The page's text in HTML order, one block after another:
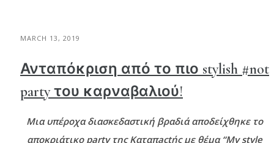
MARCH 13, 2019
Ανταπόκριση από το πιο stylish #not
party του καρναβαλιού!
Μια υπέροχα διασκεδαστική βραδιά αποδείχθηκε το
αποκριάτικο party της Καταπactής με θέμα “My style